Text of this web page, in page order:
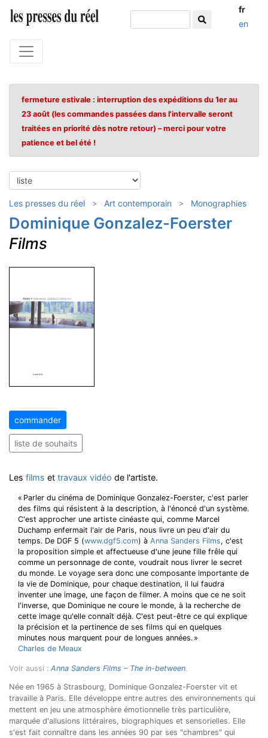
fr
en
fermeture estivale : interruption des expéditions du 1er au
23 août (les commandes passées dans l'intervalle seront
traitées en priorité dès notre retour) – merci pour votre
patience et bel été !
Les presses du réel Art contemporain Monographies
Dominique Gonzalez-Foerster
Films
commander
liste de souhaits
Les films et travaux vidéo de l'artiste.
« Parler du cinéma de Dominique Gonzalez-Foerster, c'est parler
des films qui résistent à la description, à l'énoncé d'un système.
C'est approcher une artiste cinéaste qui, comme Marcel
Duchamp enfermait l'air de Paris, nous livre un peu d'air du
temps. De DGF 5 (www.dgf5.com) à Anna Sanders Films, c'est
la proposition simple et affectueuse d'une jeune fille frêle qui
comme un personnage de conte, voudrait nous livrer le secret
du monde. Le voyage sera donc une composante importante de
la vie de Dominique, pour chaque destination, il lui faudra
inventer une image, une façon de filmer. A moins que ce ne soit
l'inverse, que Dominique ne coure le monde, à la recherche de
cette image qu'elle connaît déjà. C'est peut-être ce qui explique
la précision et la pertinence de ses films qui en quelques
minutes nous marquent pour de longues années. »
Charles de Meaux
Voir aussi : Anna Sanders Films – The in-between.
Née en 1965 à Strasbourg, Dominique Gonzalez-Foerster vit et
travaille à Paris. Elle développe entre autres des environnements qui
mettent en jeu une atmosphère émotionnelle très particulière,
marquée d'allusions littéraires, biographiques et sensorielles. Elle
s'est fait connaître dans les années 90 par ses "chambres" qui